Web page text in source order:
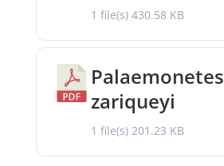
1 file(s) 430.58 KB
Palaemonetes
zariqueyi
1 file(s) 201.23 KB